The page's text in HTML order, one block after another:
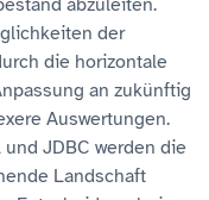
abzuleiten.
der
die horizontale
an zukünftig
Auswertungen.
JDBC werden die
Landschaft